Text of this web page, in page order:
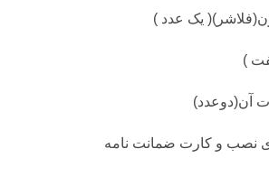
یک عدد )
)
آن(دوعدد)
نصب و کارت ضمانت نامه